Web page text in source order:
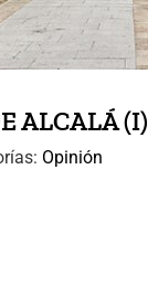
ALCALÁ (I)
Opinión